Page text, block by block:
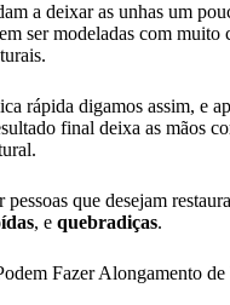
a deixar as unhas um
ser modeladas com muito
rápida digamos assim, e
final deixa as mãos
que desejam
, e quebradiças.
Fazer Alongamento